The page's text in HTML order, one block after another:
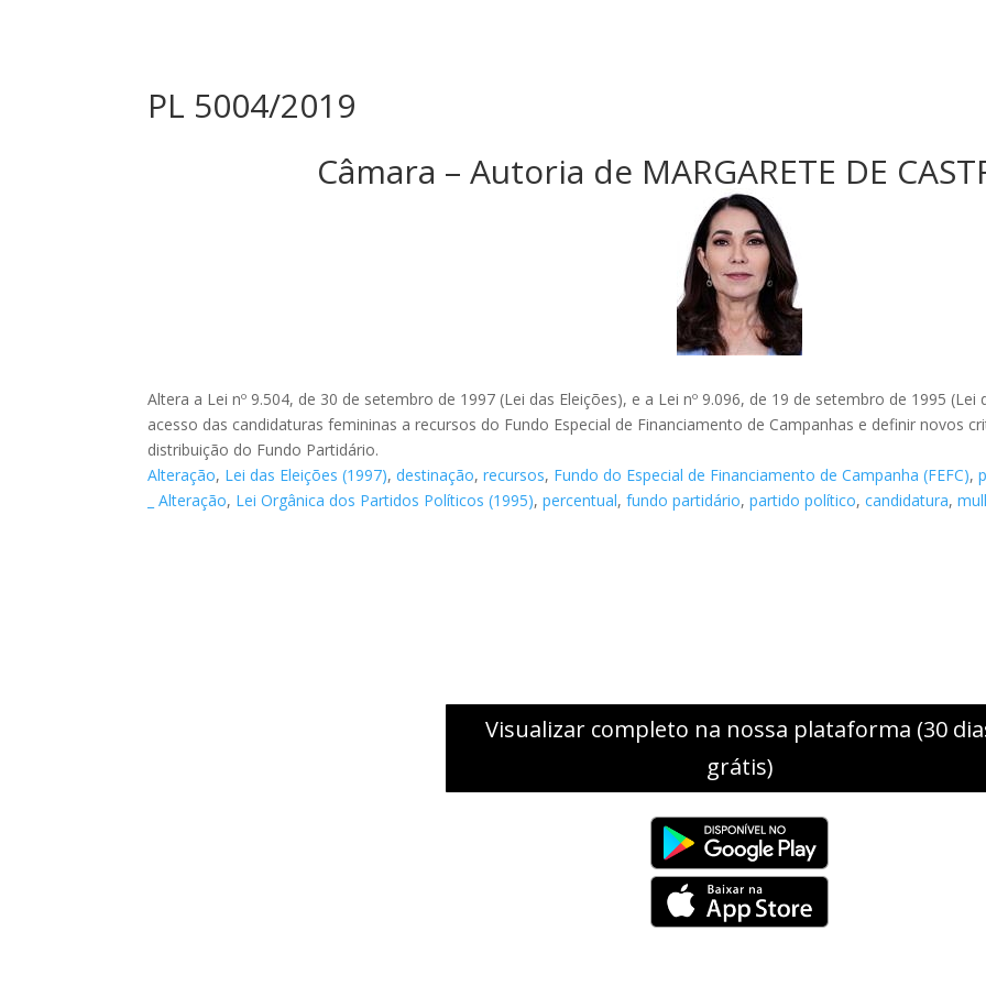
PL 5004/2019
Câmara – Autoria de MARGARETE DE
Altera a Lei nº 9.504, de 30 de setembro de 1997 (Lei das Eleições), e a Lei nº 9.096, de 19 de setembro de 1995
acesso das candidaturas femininas a recursos do Fundo Especial de Financiamento de Campanhas e definir novos
distribuição do Fundo Partidário.
Alteração, Lei das Eleições (1997),destinação,recursos, Fundo do Especial de Financiamento de Campanha (FEFC),
_ Alteração, Lei Orgânica dos Partidos Políticos (1995),percentual,fundo partidário,partido político,candidatura,
Visualizar completo na nossa plataforma (30
grátis)